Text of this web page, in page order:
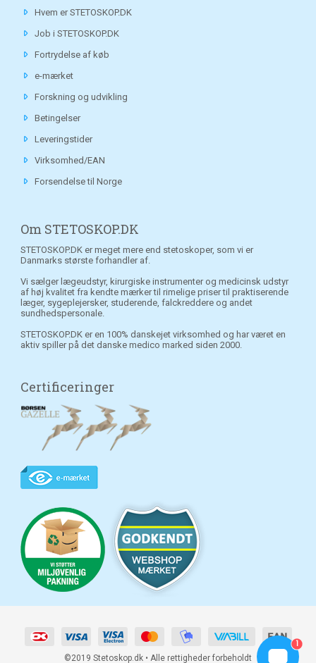
Hvem er STETOSKOP.DK
Job i STETOSKOP.DK
Fortrydelse af køb
e-mærket
Forskning og udvikling
Betingelser
Leveringstider
Virksomhed/EAN
Forsendelse til Norge
Om STETOSKOP.DK
STETOSKOP.DK er meget mere end stetoskoper, som vi er
Danmarks største forhandler af.
Vi sælger lægeudstyr, kirurgiske instrumenter og medicinsk udstyr
af høj kvalitet fra kendte mærker til rimelige priser til praktiserende
læger, sygeplejersker, studerende, falckreddere og andet
sundhedspersonale.
STETOSKOP.DK er en 100% danskejet virksomhed og har været en
aktiv spiller på det danske medico marked siden 2000.
Certificeringer
©2019 Stetoskop.dk • Alle rettigheder forbeholdt
1